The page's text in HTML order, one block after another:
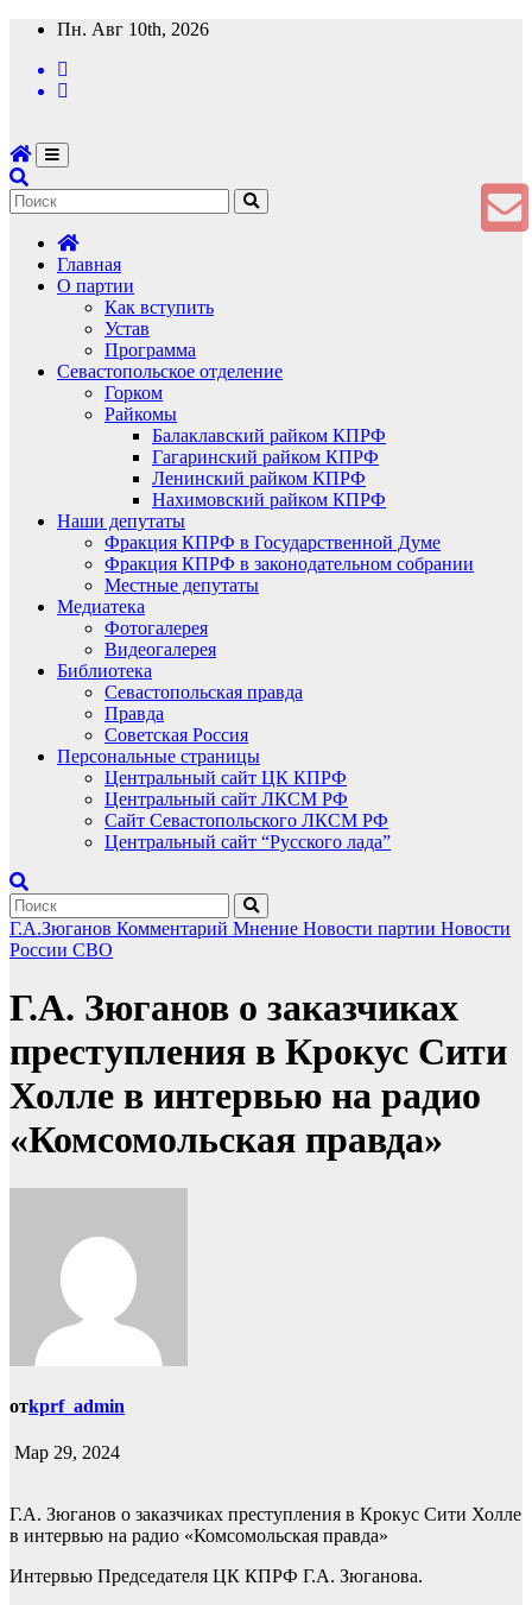
Перейти
содержимому
Пн. Авг 10th, 2026
Главная
О партии
Как вступить
Устав
Программа
Севастопольское отделение
Горком
Райкомы
Балаклавский райком КПРФ
Гагаринский райком КПРФ
Ленинский райком КПРФ
Нахимовский райком КПРФ
Наши депутаты
Фракция КПРФ в Государственной Думе
Фракция КПРФ в законодательном собрании
Местные депутаты
Медиатека
Фотогалерея
Видеогалерея
Библиотека
Севастопольская правда
Правда
Советская Россия
Персональные страницы
Центральный сайт ЦК КПРФ
Центральный сайт ЛКСМ РФ
Сайт Севастопольского ЛКСМ РФ
Центральный сайт “Русского лада”
Г.А.Зюганов Комментарий Мнение Новости партии Новости
России СВО
Г.А. Зюганов о заказчиках
преступления в Крокус Сити
Холле в интервью на радио
«Комсомольская правда»
отkprf_admin
Мар 29, 2024
Г.А. Зюганов о заказчиках преступления в Крокус Сити Холле
в интервью на радио «Комсомольская правда»
Интервью Председателя ЦК КПРФ Г.А. Зюганова.